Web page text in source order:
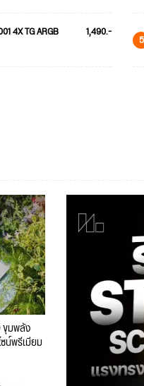
4X TG ARGB 1,490.- 5
ขุมพลัง
น์พรีเมียม